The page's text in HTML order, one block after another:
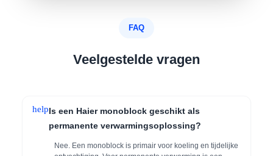
FAQ
Veelgestelde vragen
helpIs een Haier monoblock geschikt als
permanente verwarmingsoplossing?
Nee. Een monoblock is primair voor koeling en tijdelijke